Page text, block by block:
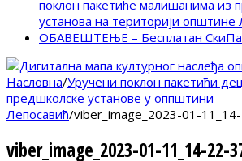
поклон пакетиће малишанима из
установа на територији општине
ОБАВЕШТЕЊЕ – Бесплатан
Насловна/Уручени поклон пакетићи
предшколске установе у оппштини
Лепосавић/viber_image_2023-01-
viber_image_2023-01-11_14-22-